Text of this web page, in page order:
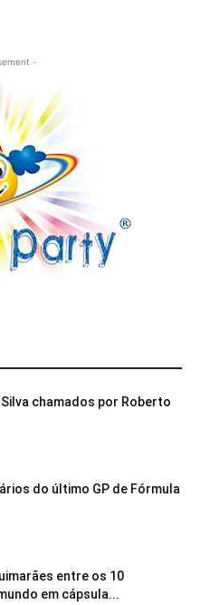
-
chamados por Roberto
do último GP de Fórmula
entre os 10
em cápsula...